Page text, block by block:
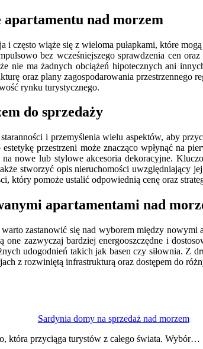
apartamentu nad morzem
i często wiąże się z wieloma pułapkami, które
bez wcześniejszego sprawdzenia cen
nie ma żadnych obciążeń hipotecznych ani
oraz plany zagospodarowania
rynku turystycznego.
do sprzedaży
i przemyślenia wielu aspektów, aby
przestrzeni może znacząco wpłynąć na
nowe lub stylowe akcesoria dekoracyjne.
stworzyć opis nieruchomości uwzględniający
który pomoże ustalić odpowiednią cenę oraz
apartamentami nad
zastanowić się nad wyborem między
one zazwyczaj bardziej energooszczędne i
udogodnień takich jak basen czy siłownia. Z
z rozwiniętą infrastrukturą oraz dostępem do
Sardynia domy na sprzedaż nad morzem
która przyciąga turystów z całego świata. Wybór…